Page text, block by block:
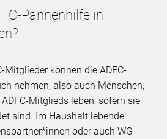
Pannenhilfe in
Mitglieder können die ADFC-
nehmen, also auch Menschen,
Mitglieds leben, sofern sie
sind. Im Haushalt lebende
oder auch WG-